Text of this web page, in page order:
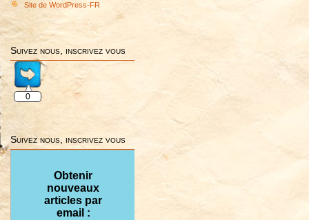
Site de WordPress-FR
Suivez nous, inscrivez vous
0
Suivez nous, inscrivez vous
Obtenir
nouveaux
articles par
email :